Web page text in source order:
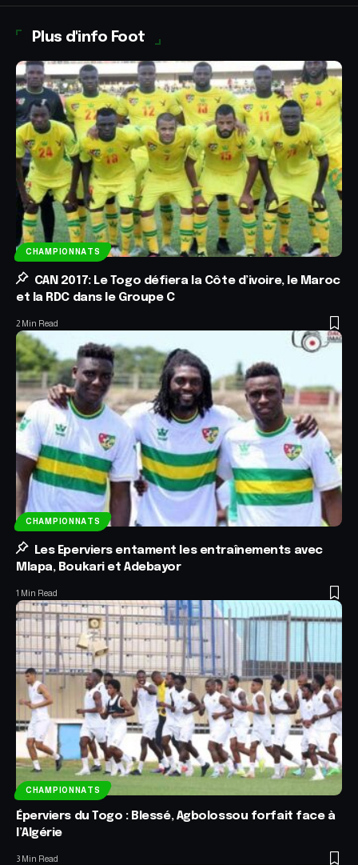
Plus d'info Foot
CHAMPIONNATS
CAN 2017: Le Togo défiera la Côte d’ivoire, le Maroc
et la RDC dans le Groupe C
2 Min Read
CHAMPIONNATS
Les Eperviers entament les entraînements avec
Mlapa, Boukari et Adebayor
1 Min Read
CHAMPIONNATS
Éperviers du Togo : Blessé, Agbolossou forfait face à
l’Algérie
3 Min Read